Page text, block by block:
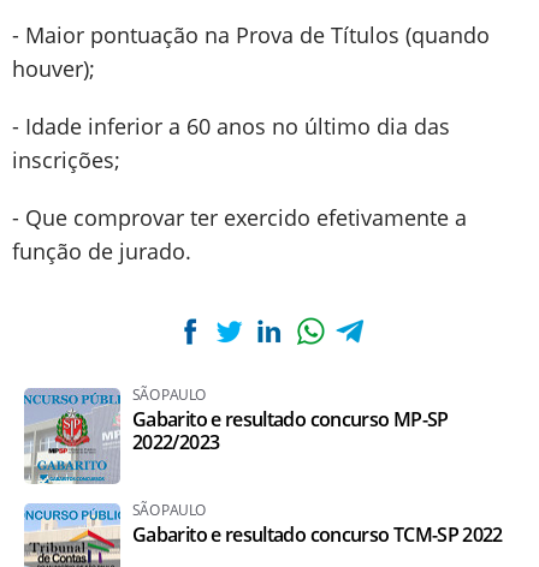
- Maior pontuação na Prova de Títulos (quando
houver);
- Idade inferior a 60 anos no último dia das
inscrições;
- Que comprovar ter exercido efetivamente a
função de jurado.
SÃO PAULO
Gabarito e resultado concurso MP-SP
2022/2023
SÃO PAULO
Gabarito e resultado concurso TCM-SP 2022